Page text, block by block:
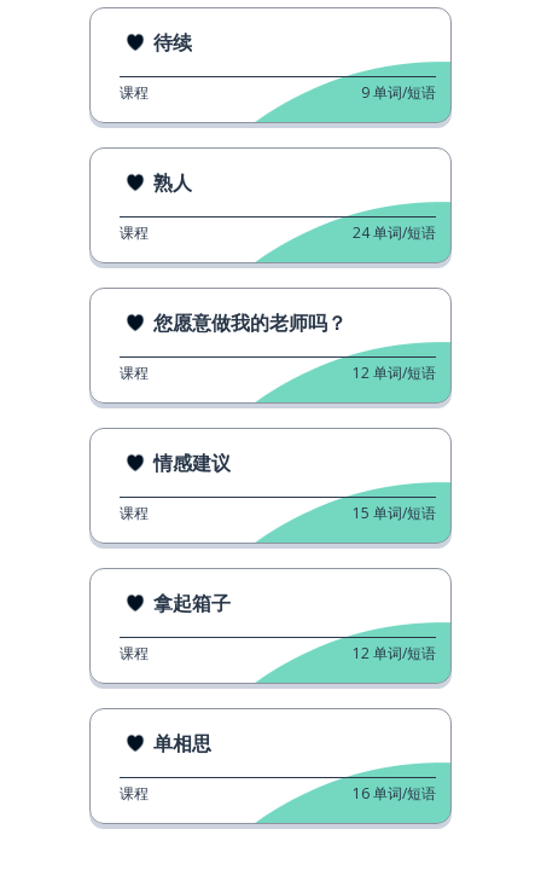
待续
课程 9单词/短语
熟人
课程 24单词/短语
您愿意做我的老师吗？
课程 12单词/短语
情感建议
课程 15 单词/短语
拿起箱子
课程 12单词/短语
单相思
课程 16单词/短语